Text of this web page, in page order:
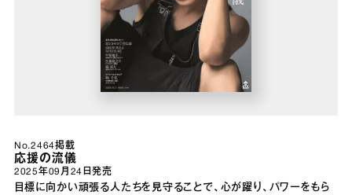
No.2464掲載
応援の流儀
2025年09月24日 発売
目標に向かい頑張る人たちを見守ることで、心が躍り、パワーをもら